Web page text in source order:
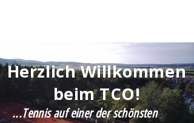
Herzlich Willkommen
beim TCO!
...Tennis auf einer der schönsten